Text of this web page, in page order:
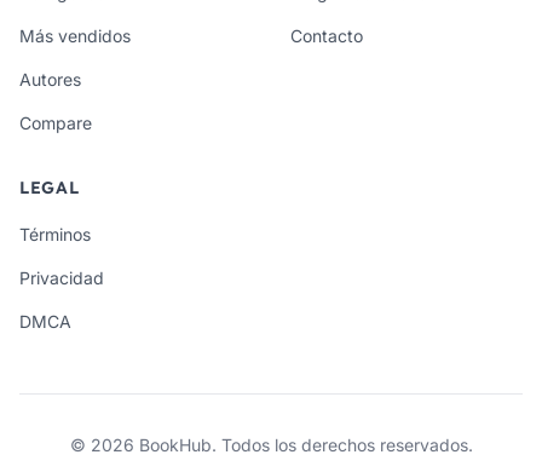
Más vendidos
Autores
Compare
Contacto
LEGAL
Términos
Privacidad
DMCA
© 2026 BookHub. Todos los derechos reservados.